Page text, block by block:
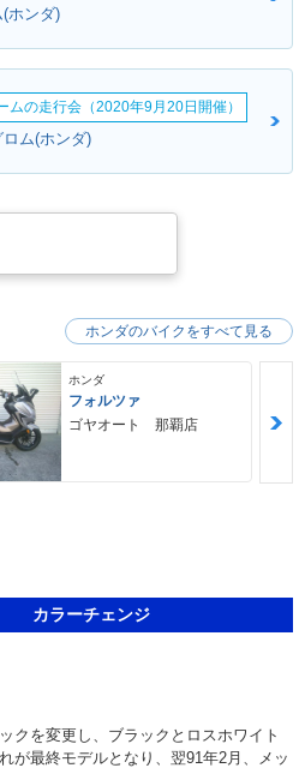
ホンダ)
ムの走行会（2020年9月20日開催）
ム(ホンダ)
ホンダ
フォルツァ
ゴヤオート 那覇店
ホンダのバイクをすべて見る
カラーチェンジ
クを変更し、ブラックとロスホワイト
が最終モデルとなり、翌91年2月、メッ